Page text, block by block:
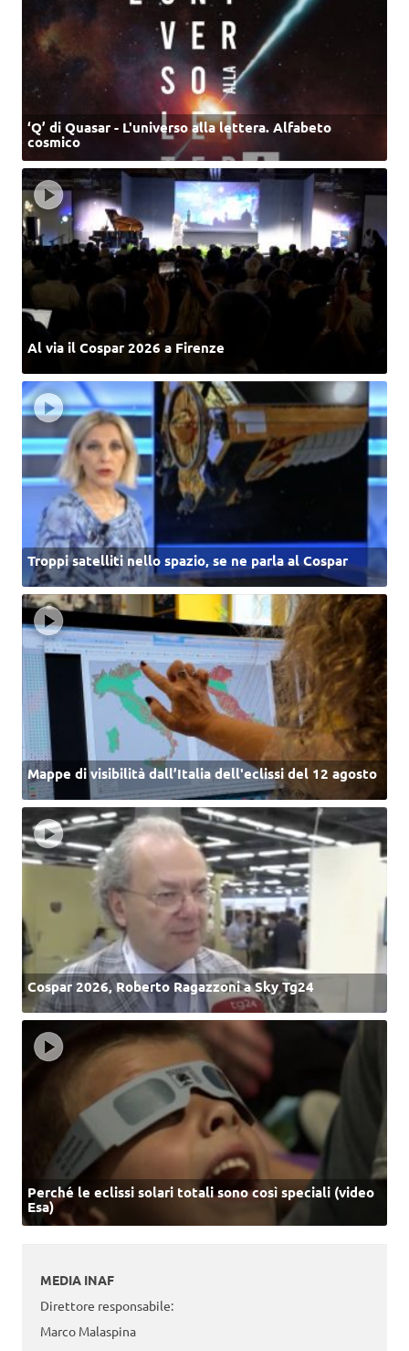
‘Q’ di Quasar - L'universo alla lettera. Alfabeto
cosmico
Al via il Cospar 2026 a Firenze
Troppi satelliti nello spazio, se ne parla al Cospar
Mappe di visibilità dall’Italia dell'eclissi del 12 agosto
Cospar 2026, Roberto Ragazzoni a Sky Tg24
Perché le eclissi solari totali sono così speciali (video
Esa)
MEDIA INAF
Direttore responsabile:
Marco Malaspina